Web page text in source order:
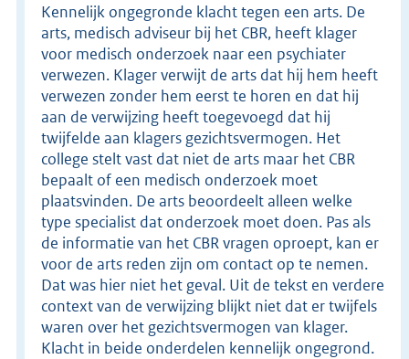
Kennelijk ongegronde klacht tegen een arts. De
arts, medisch adviseur bij het CBR, heeft klager
voor medisch onderzoek naar een psychiater
verwezen. Klager verwijt de arts dat hij hem heeft
verwezen zonder hem eerst te horen en dat hij
aan de verwijzing heeft toegevoegd dat hij
twijfelde aan klagers gezichtsvermogen. Het
college stelt vast dat niet de arts maar het CBR
bepaalt of een medisch onderzoek moet
plaatsvinden. De arts beoordeelt alleen welke
type specialist dat onderzoek moet doen. Pas als
de informatie van het CBR vragen oproept, kan er
voor de arts reden zijn om contact op te nemen.
Dat was hier niet het geval. Uit de tekst en verdere
context van de verwijzing blijkt niet dat er twijfels
waren over het gezichtsvermogen van klager.
Klacht in beide onderdelen kennelijk ongegrond.